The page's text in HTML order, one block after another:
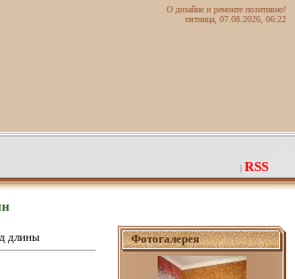
О дизайне и ремонте позитивно!
пятница, 07.08.2026, 06:22
| RSS
длины Фотогалерея